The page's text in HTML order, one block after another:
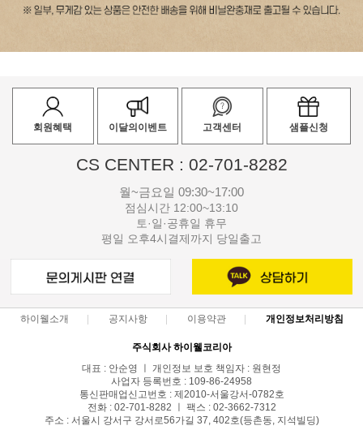
회원혜택 이달의이벤트 고객센터 샘플신청
CS CENTER : 02-701-8282
월~금요일 09:30~17:00
점심시간 12:00~13:10
토·일·공휴일 휴무
평일 오후4시결제까지 당일출고
하이웰소개 공지사항 이용약관 개인정보처리방침
주식회사 하이웰코리아
대표 : 안순영 ㅣ 개인정보 보호 책임자 : 원현정
사업자 등록번호 : 109-86-24958
통신판매업신고번호 : 제2010-서울강서-0782호
전화 : 02-701-8282 ㅣ 팩스 : 02-3662-7312
주소 : 서울시 강서구 강서로56가길 37, 402호(등촌동, 지석빌딩)